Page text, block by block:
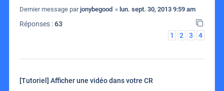
Dernier message parjonybegood « lun. sept. 30, 2013 9:59 am
Réponses :63
1
2 3 4
[Tutoriel] Afficher une vidéo dans votre CR